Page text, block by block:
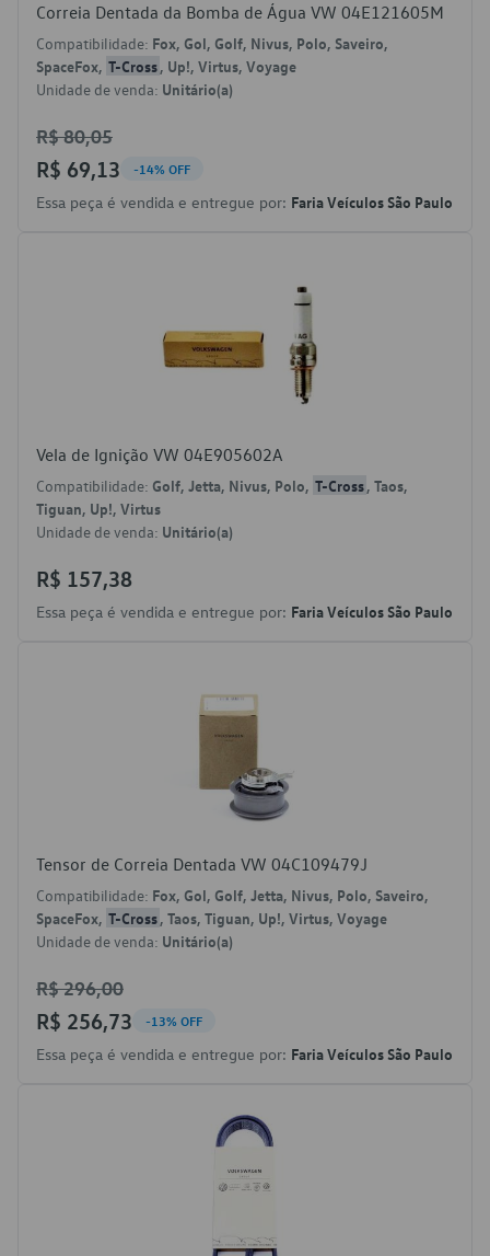
Correia Dentada da Bomba de Água VW 04E121605M
Compatibilidade: Fox, Gol, Golf, Nivus, Polo, Saveiro,
SpaceFox, T-Cross, Up!, Virtus, Voyage
Unidade de venda: Unitário(a)
R$ 80,05
R$ 69,13 -14% OFF
Essa peça é vendida e entregue por: Faria Veículos São Paulo
Vela de Ignição VW 04E905602A
Compatibilidade: Golf, Jetta, Nivus, Polo, T-Cross, Taos,
Tiguan, Up!, Virtus
Unidade de venda: Unitário(a)
R$ 157,38
Essa peça é vendida e entregue por: Faria Veículos São Paulo
Tensor de Correia Dentada VW 04C109479J
Compatibilidade: Fox, Gol, Golf, Jetta, Nivus, Polo, Saveiro,
SpaceFox, T-Cross, Taos, Tiguan, Up!, Virtus, Voyage
Unidade de venda: Unitário(a)
R$ 296,00
R$ 256,73 -13% OFF
Essa peça é vendida e entregue por: Faria Veículos São Paulo